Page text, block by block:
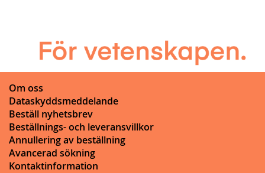
Om oss
Dataskyddsmeddelande
Beställ nyhetsbrev
Beställnings- och leveransvillkor
Annullering av beställning
Avancerad sökning
Kontaktinformation